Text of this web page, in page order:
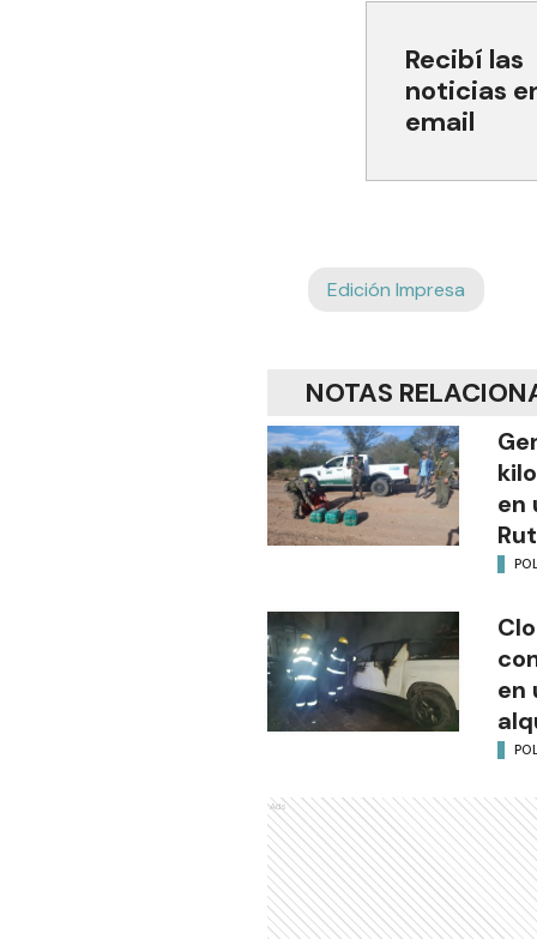
Recibí las
noticias
email
Edición Impresa
NOTAS
en
en
Ads